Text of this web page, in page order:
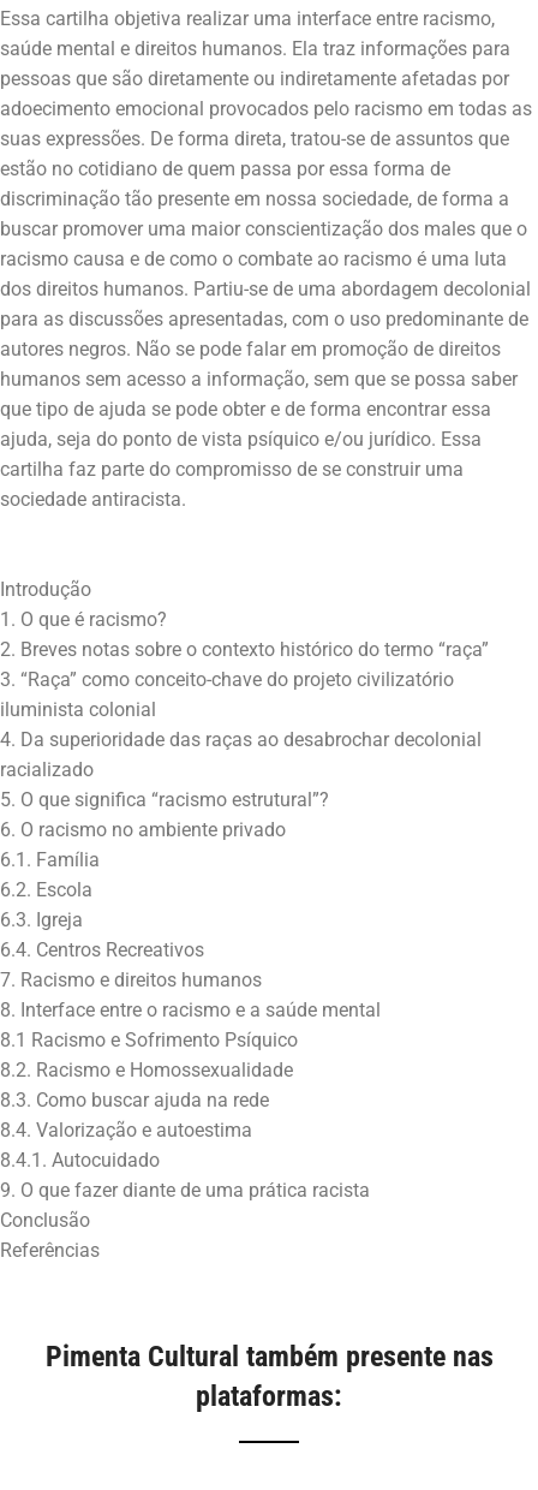
Essa cartilha objetiva realizar uma interface entre racismo,
saúde mental e direitos humanos. Ela traz informações para
pessoas que são diretamente ou indiretamente afetadas por
adoecimento emocional provocados pelo racismo em todas as
suas expressões. De forma direta, tratou-se de assuntos que
estão no cotidiano de quem passa por essa forma de
discriminação tão presente em nossa sociedade, de forma a
buscar promover uma maior conscientização dos males que o
racismo causa e de como o combate ao racismo é uma luta
dos direitos humanos. Partiu-se de uma abordagem decolonial
para as discussões apresentadas, com o uso predominante de
autores negros. Não se pode falar em promoção de direitos
humanos sem acesso a informação, sem que se possa saber
que tipo de ajuda se pode obter e de forma encontrar essa
ajuda, seja do ponto de vista psíquico e/ou jurídico. Essa
cartilha faz parte do compromisso de se construir uma
Introdução
1. O que é racismo?
2. Breves notas sobre o contexto histórico do termo “raça”
3. “Raça” como conceito-chave do projeto civilizatório
iluminista colonial
4. Da superioridade das raças ao desabrochar decolonial
racializado
5. O que significa “racismo estrutural”?
6. O racismo no ambiente privado
6.1. Família
6.2. Escola
6.3. Igreja
6.4. Centros Recreativos
7. Racismo e direitos humanos
8. Interface entre o racismo e a saúde mental
8.1 Racismo e Sofrimento Psíquico
8.2. Racismo e Homossexualidade
8.3. Como buscar ajuda na rede
8.4. Valorização e autoestima
8.4.1. Autocuidado
9. O que fazer diante de uma prática racista
Conclusão
Pimenta Cultural também presente nas
plataformas: